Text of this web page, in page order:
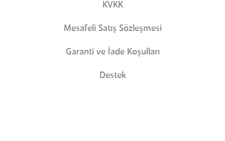
KVKK
Mesafeli Satış Sözleşmesi
Garanti ve İade Koşulları
Destek